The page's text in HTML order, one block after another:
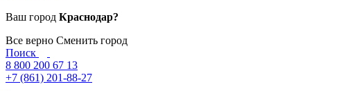
Ваш город Краснодар?
Все верно Сменить город
Поиск
8 800 200 67 13
+7 (861) 201-88-27